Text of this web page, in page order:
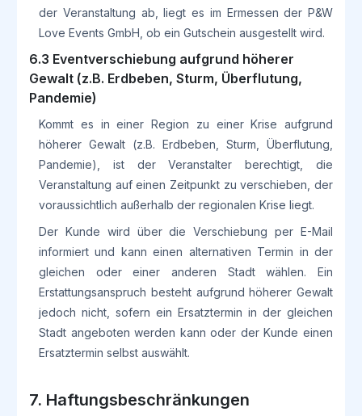
der Veranstaltung ab, liegt es im Ermessen der P&W
Love Events GmbH, ob ein Gutschein ausgestellt wird.
6.3 Eventverschiebung aufgrund höherer
Gewalt (z.B. Erdbeben, Sturm, Überflutung,
Pandemie)
Kommt es in einer Region zu einer Krise aufgrund
höherer Gewalt (z.B. Erdbeben, Sturm, Überflutung,
Pandemie), ist der Veranstalter berechtigt, die
Veranstaltung auf einen Zeitpunkt zu verschieben, der
voraussichtlich außerhalb der regionalen Krise liegt.
Der Kunde wird über die Verschiebung per E-Mail
informiert und kann einen alternativen Termin in der
gleichen oder einer anderen Stadt wählen. Ein
Erstattungsanspruch besteht aufgrund höherer Gewalt
jedoch nicht, sofern ein Ersatztermin in der gleichen
Stadt angeboten werden kann oder der Kunde einen
Ersatztermin selbst auswählt.
7. Haftungsbeschränkungen